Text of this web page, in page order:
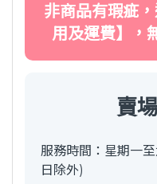
非商品有瑕疵
用及運費】，
賣
服務時間：星期一
日除外)